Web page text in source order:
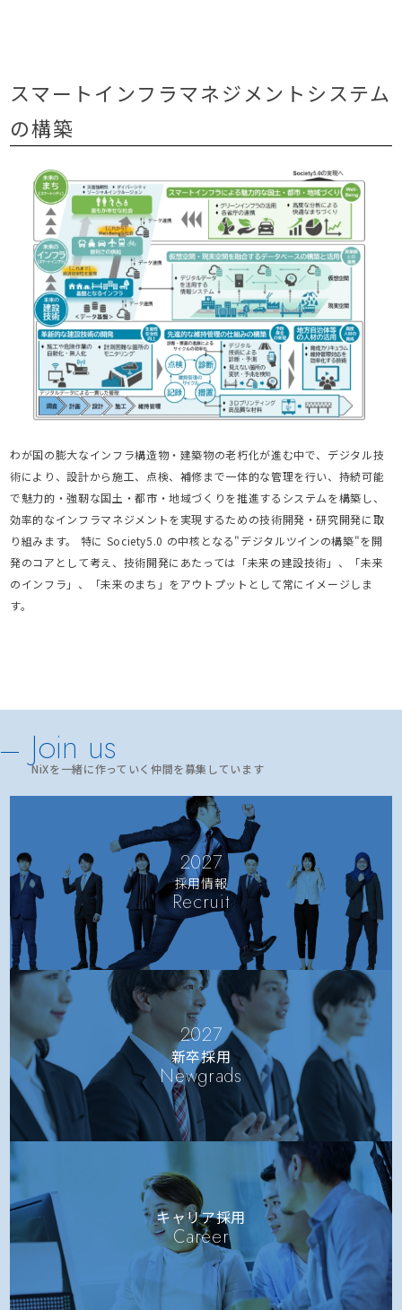
わが国の膨大なインフラ構造物・建築物の老朽化が進む中で、デジタル技
術により、設計から施工、点検、補修まで一体的な管理を行い、持続可能
で魅力的・強靭な国土・都市・地域づくりを推進するシステムを構築し、
効率的なインフラマネジメントを実現するための技術開発・研究開発に取
り組みます。 特に Society5.0 の中核となる"デジタルツインの構築"を開
発のコアとして考え、技術開発にあたっては「未来の建設技術」、「未来
のインフラ」、「未来のまち」をアウトプットとして常にイメージしま
す。
スマートインフラマネジメントシステム
の構築
Join us
NiXを一緒に作っていく仲間を募集しています
2027
採用情報
Recruit
2027
新卒採用
Newgrads
キャリア採用
Career